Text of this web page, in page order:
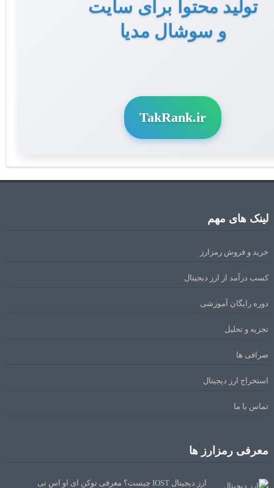
تولید محتوا برای سایت
و سوشال مدیا
TakRank.ir
لینک های مهم
خرید و فروش رمزارز
کسب درآمد از ارز دیجیتال
دوره رایگان آموزشی
تجزیه و تحلیل
صرافی ها
استخراج ارز دیجیتال
تماس با ما
معرفی رمزارز ها
ارز دیجیتال IOST چیست؟ معرفی توکن آی او اس تی